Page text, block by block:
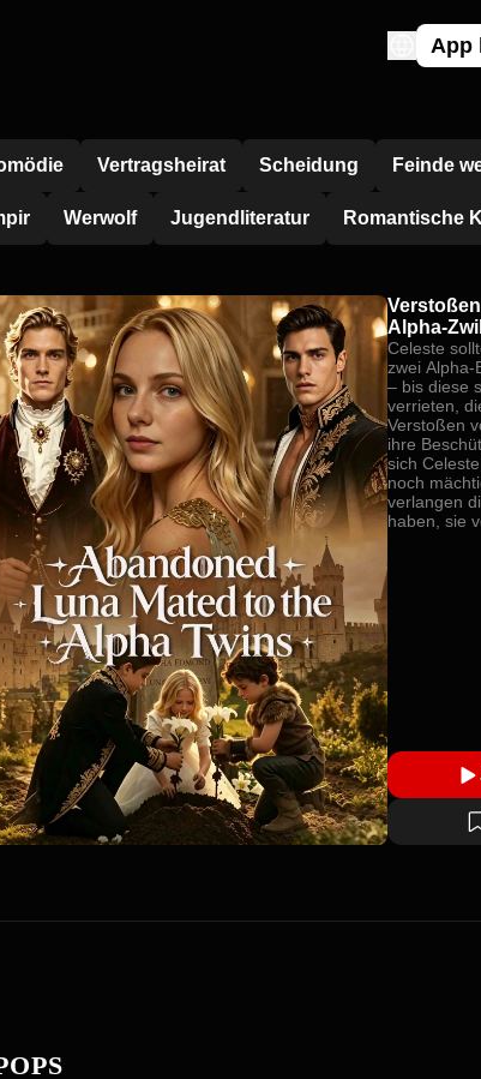
App
Vertragsheirat Scheidung Feinde
Werwolf Jugendliteratur Romantische
Alpha-
Celeste
zwei Alpha-
– bis diese
verrieten,
Verstoßen
ihre
sich
noch
verlangen
haben, sie